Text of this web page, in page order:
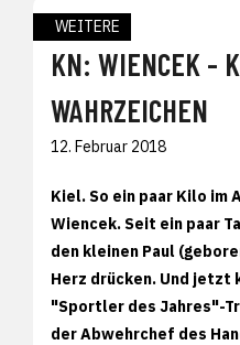
WEITERE
KN: WIENCEK -
WAHRZEICHEN
12. Februar 2018
Kiel. So ein paar Kilo im
Wiencek. Seit ein paar
den kleinen Paul
Herz drücken. Und jetzt
"Sportler des Jahres"-
der Abwehrchef des